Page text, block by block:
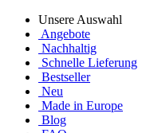
Unsere Auswahl
Angebote
Nachhaltig
Schnelle Lieferung
Bestseller
Neu
Made in Europe
Blog